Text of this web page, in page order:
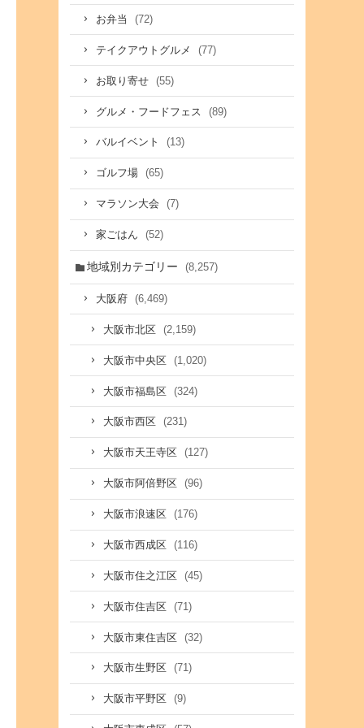
お弁当 (72)
テイクアウトグルメ (77)
お取り寄せ (55)
グルメ・フードフェス (89)
バルイベント (13)
ゴルフ場 (65)
マラソン大会 (7)
家ごはん (52)
地域別カテゴリー (8,257)
大阪府 (6,469)
大阪市北区 (2,159)
大阪市中央区 (1,020)
大阪市福島区 (324)
大阪市西区 (231)
大阪市天王寺区 (127)
大阪市阿倍野区 (96)
大阪市浪速区 (176)
大阪市西成区 (116)
大阪市住之江区 (45)
大阪市住吉区 (71)
大阪市東住吉区 (32)
大阪市生野区 (71)
大阪市平野区 (9)